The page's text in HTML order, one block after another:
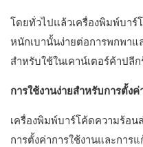
โดยทั่วไปแล้วเครื่องพิมพ์บา
หนักเบานั้นง่ายต่อการพกพา
สำหรับใช้ในเคาน์เตอร์ค้าปลี
การใช้งานง่ายสำหรับการตั้งค่
เครื่องพิมพ์บาร์โค้ดความร้อน
การตั้งค่าการใช้งานและการ